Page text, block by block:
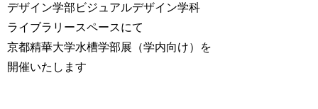
デザイン学部ビジュアルデザイン学科
ライブラリースペースにて
京都精華大学水槽学部展（学内向け）を
開催いたします